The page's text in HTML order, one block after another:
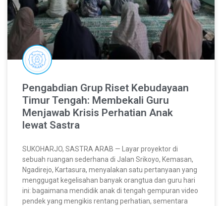
Pengabdian Grup Riset Kebudayaan
Timur Tengah: Membekali Guru
Menjawab Krisis Perhatian Anak
lewat Sastra
SUKOHARJO, SASTRA ARAB — Layar proyektor di
sebuah ruangan sederhana di Jalan Srikoyo, Kemasan,
Ngadirejo, Kartasura, menyalakan satu pertanyaan yang
menggugat kegelisahan banyak orangtua dan guru hari
ini: bagaimana mendidik anak di tengah gempuran video
pendek yang mengikis rentang perhatian, sementara